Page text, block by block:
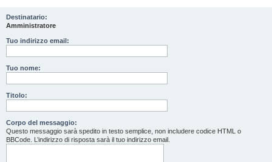
Destinatario:
Amministratore
Tuo indirizzo email:
Tuo nome:
Titolo:
Corpo del messaggio:
Questo messaggio sarà spedito in testo semplice, non includere codice HTML o
BBCode. L’indirizzo di risposta sarà il tuo indirizzo email.